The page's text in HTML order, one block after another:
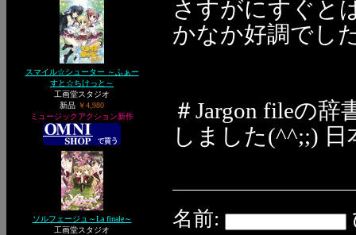
スマイル☆シューター ～ふぁー
すと☆ちけっと～
工画堂スタジオ
新品 ￥4,980
ミュージックアクション新作
ソルフェージュ～La finale～
工画堂スタジオ
さすがにすぐと
かなか好調でし
＃Jargon fileの
しました(^^;;)
名前: